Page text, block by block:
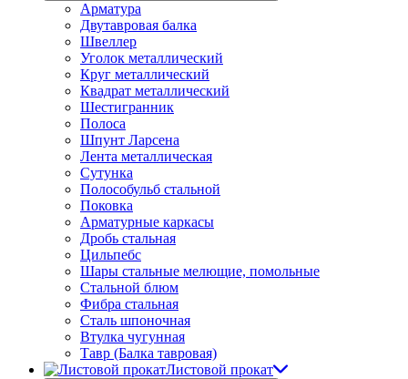
Арматура
Двутавровая балка
Швеллер
Уголок металлический
Круг металлический
Квадрат металлический
Шестигранник
Полоса
Шпунт Ларсена
Лента металлическая
Сутунка
Полособульб стальной
Поковка
Арматурные каркасы
Дробь стальная
Цильпебс
Шары стальные мелющие, помольные
Стальной блюм
Фибра стальная
Сталь шпоночная
Втулка чугунная
Тавр (Балка тавровая)
Листовой прокат